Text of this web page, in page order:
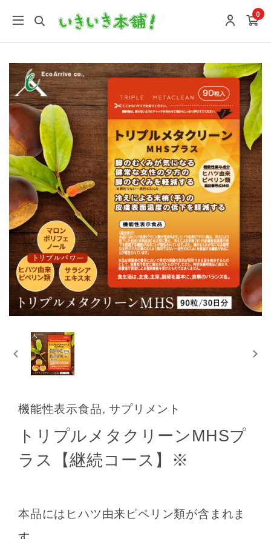
0
機能性表示食品, サプリメント
トリプルメタクリーンMHSプ
ラス【継続コース】※
本品にはヒハツ由来ピペリン類が含まれま